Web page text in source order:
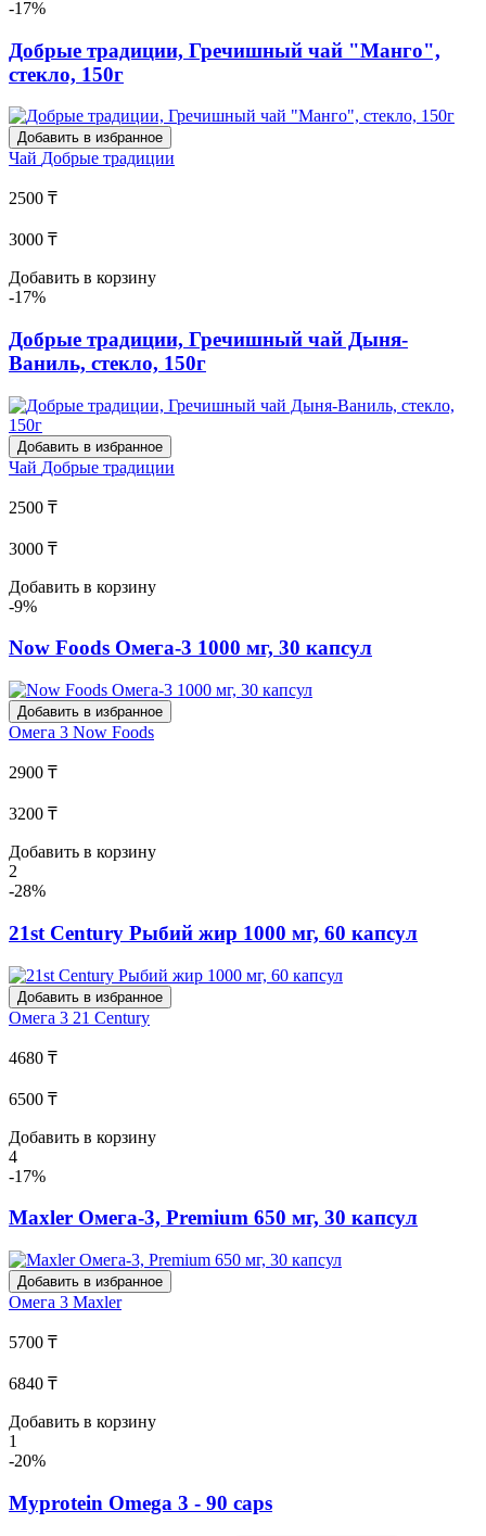
-17%
Добрые традиции, Гречишный чай "Манго",
стекло, 150г
Добавить в избранное
Чай Добрые традиции
2500 ₸
3000 ₸
Добавить в корзину
-17%
Добрые традиции, Гречишный чай Дыня-
Ваниль, стекло, 150г
Добавить в избранное
Чай Добрые традиции
2500 ₸
3000 ₸
Добавить в корзину
-9%
Now Foods Омега-3 1000 мг, 30 капсул
Добавить в избранное
Омега 3 Now Foods
2900 ₸
3200 ₸
Добавить в корзину
2
-28%
21st Century Рыбий жир 1000 мг, 60 капсул
Добавить в избранное
Омега 3 21 Century
4680 ₸
6500 ₸
Добавить в корзину
4
-17%
Maxler Омега-3, Premium 650 мг, 30 капсул
Добавить в избранное
Омега 3 Maxler
5700 ₸
6840 ₸
Добавить в корзину
1
-20%
Myprotein Omega 3 - 90 caps